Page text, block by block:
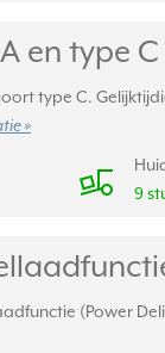
en type
type C.
»
9
(Power